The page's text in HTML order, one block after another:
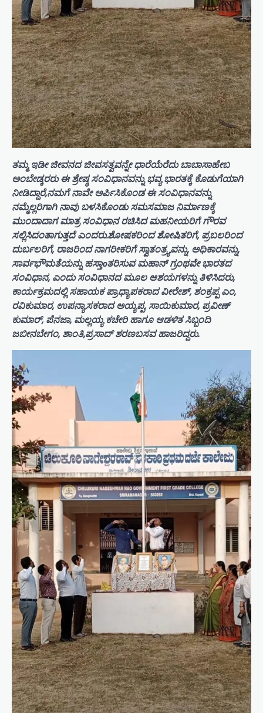
ತಮ್ಮ ಇಡೀ ಜೀವನದ ಜೀವಸತ್ವವನ್ನೇ ಧಾರೆಯೆರೆದು ಬಾಬಾಸಾಹೇಬ
ಅಂಬೇಡ್ಕರರು ಈ ಶ್ರೇಷ್ಠ ಸಂವಿಧಾನವನ್ನು ಭವ್ಯ ಭಾರತಕ್ಕೆ ಕೊಡುಗೆಯಾಗಿ
ನೀಡಿದ್ದಾರೆ,ನಮಗೆ ನಾವೇ ಅರ್ಪಿಸಿಕೊಂಡ ಈ ಸಂವಿಧಾನವನ್ನು
ನಮ್ಮೆಲ್ಲರಿಗಾಗಿ ನಾವು ಬಳಸಿಕೊಂಡು ಸಮಸಮಾಜ ನಿರ್ಮಾಣಕ್ಕೆ
ಮುಂದಾದಾಗ ಮಾತ್ರ ಸಂವಿಧಾನ ರಚಿಸಿದ ಮಹನೀಯರಿಗೆ ಗೌರವ
ಸಲ್ಲಿಸಿದಂತಾಗುತ್ತದೆ ಎಂದರು.ಶೋಷಕರಿಂದ ಶೋಷಿತರಿಗೆ, ಪ್ರಬಲರಿಂದ
ದುರ್ಬಲರಿಗೆ, ರಾಜರಿಂದ ನಾಗರೀಕರಿಗೆ ಸ್ವಾತಂತ್ರ್ಯವನ್ನು, ಅಧಿಕಾರವನ್ನು,
ಸಾರ್ವಭೌಮತೆಯನ್ನು ಹಸ್ತಾoತರಿಸುವ ಮಹಾನ್ ಗ್ರಂಥವೇ ಭಾರತದ
ಸಂವಿಧಾನ, ಎಂದು ಸಂವಿಧಾನದ ಮೂಲ ಆಶಯಗಳನ್ನು ತಿಳಿಸಿದರು,
ಕಾರ್ಯಕ್ರಮದಲ್ಲಿ ಸಹಾಯಕ ಪ್ರಾಧ್ಯಾಪಕರಾದ ವೀರೇಶ್, ಶಂಕ್ರಪ್ಪ ಎಂ,
ರವಿಕುಮಾರ, ಉಪನ್ಯಾಸಕರಾದ ಅಯ್ಯಪ್ಪ, ಸಾಯಿಕುಮಾರ, ಪ್ರವೀಣ್
ಕುಮಾರ್, ಪೆನಜಾ, ಮಲ್ಲಯ್ಯ ಕಚೇರಿ ಹಾಗೂ ಆಡಳಿತ ಸಿಬ್ಬಂದಿ
ಜಬೀನಬೇಗಂ, ಶಾಂತಿ,ಪ್ರಸಾದ್ ಶರಣಬಸವ ಹಾಜರಿದ್ದರು.